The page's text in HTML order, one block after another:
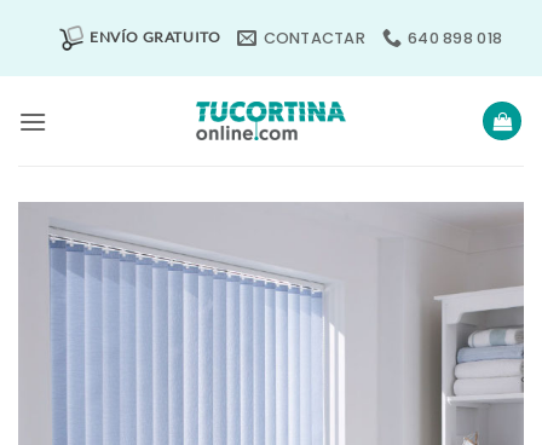
contenido
ENVÍO GRATUITO CONTACTAR 640 898 018